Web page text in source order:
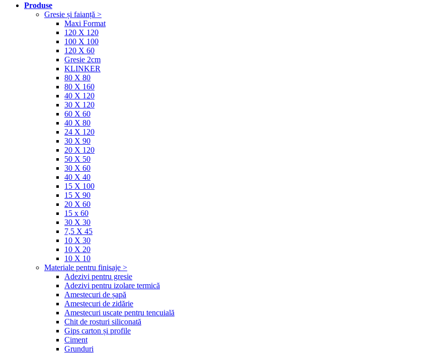
Produse
Gresie și faianță >
Maxi Format
120 X 120
100 X 100
120 X 60
Gresie 2cm
KLINKER
80 X 80
80 X 160
40 X 120
30 X 120
60 X 60
40 X 80
24 X 120
30 X 90
20 X 120
50 X 50
30 X 60
40 X 40
15 X 100
15 X 90
20 X 60
15 x 60
30 X 30
7,5 X 45
10 X 30
10 X 20
10 X 10
Materiale pentru finisaje >
Adezivi pentru gresie
Adezivi pentru izolare termică
Amestecuri de șapă
Amestecuri de zidărie
Amestecuri uscate pentru tencuială
Chit de rosturi siliconată
Gips carton și profile
Ciment
Grunduri